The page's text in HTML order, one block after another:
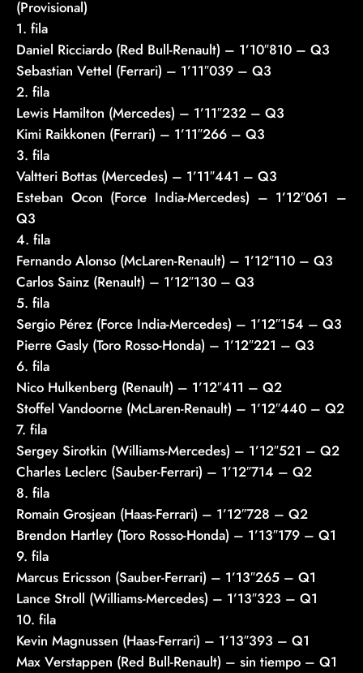
(Provisional)
1. fila
Daniel Ricciardo (Red Bull-Renault) – 1’10″810 – Q3
Sebastian Vettel (Ferrari) – 1’11″039 – Q3
2. fila
Lewis Hamilton (Mercedes) – 1’11″232 – Q3
Kimi Raikkonen (Ferrari) – 1’11″266 – Q3
3. fila
Valtteri Bottas (Mercedes) – 1’11″441 – Q3
Esteban Ocon (Force India-Mercedes) – 1’12″061 –
Q3
4. fila
Fernando Alonso (McLaren-Renault) – 1’12″110 – Q3
Carlos Sainz (Renault) – 1’12″130 – Q3
5. fila
Sergio Pérez (Force India-Mercedes) – 1’12″154 – Q3
Pierre Gasly (Toro Rosso-Honda) – 1’12″221 – Q3
6. fila
Nico Hulkenberg (Renault) – 1’12″411 – Q2
Stoffel Vandoorne (McLaren-Renault) – 1’12″440 – Q2
7. fila
Sergey Sirotkin (Williams-Mercedes) – 1’12″521 – Q2
Charles Leclerc (Sauber-Ferrari) – 1’12″714 – Q2
8. fila
Romain Grosjean (Haas-Ferrari) – 1’12″728 – Q2
Brendon Hartley (Toro Rosso-Honda) – 1’13″179 – Q1
9. fila
Marcus Ericsson (Sauber-Ferrari) – 1’13″265 – Q1
Lance Stroll (Williams-Mercedes) – 1’13″323 – Q1
10. fila
Kevin Magnussen (Haas-Ferrari) – 1’13″393 – Q1
Max Verstappen (Red Bull-Renault) – sin tiempo – Q1